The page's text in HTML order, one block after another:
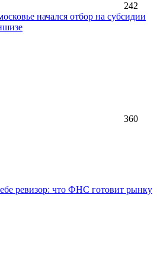
242
начался отбор на субсидии
360
ревизор: что ФНС готовит рынку